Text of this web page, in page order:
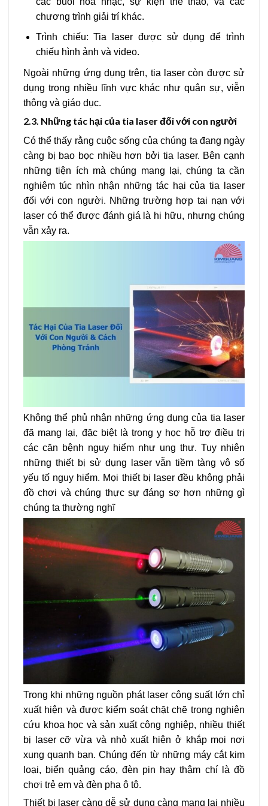
chương trình giải trí khác.
Trình chiếu: Tia laser được sử dụng để trình
chiếu hình ảnh và video.
Ngoài những ứng dụng trên, tia laser còn được sử
dụng trong nhiều lĩnh vực khác như quân sự, viễn
thông và giáo dục.
2.3. Những tác hại của tia laser đối với con người
Có thể thấy rằng cuộc sống của chúng ta đang ngày
càng bị bao bọc nhiều hơn bởi tia laser. Bên cạnh
những tiện ích mà chúng mang lại, chúng ta cần
nghiêm túc nhìn nhận những tác hại của tia laser
đối với con người. Những trường hợp tai nạn với
laser có thể được đánh giá là hi hữu, nhưng chúng
vẫn xảy ra.
Không thể phủ nhận những ứng dụng của tia laser
đã mang lại, đặc biệt là trong y học hỗ trợ điều trị
các căn bệnh nguy hiểm như ung thư. Tuy nhiên
những thiết bị sử dụng laser vẫn tiềm tàng vô số
yếu tố nguy hiểm. Mọi thiết bị laser đều không phải
đồ chơi và chúng thực sự đáng sợ hơn những gì
chúng ta thường nghĩ
Trong khi những nguồn phát laser công suất lớn chỉ
xuất hiện và được kiểm soát chặt chẽ trong nghiên
cứu khoa học và sản xuất công nghiệp, nhiều thiết
bị laser cỡ vừa và nhỏ xuất hiện ở khắp mọi nơi
xung quanh bạn. Chúng đến từ những máy cắt kim
loại, biển quảng cáo, đèn pin hay thậm chí là đồ
chơi trẻ em và đèn pha ô tô.
Thiết bị laser càng dễ sử dụng càng mang lại nhiều